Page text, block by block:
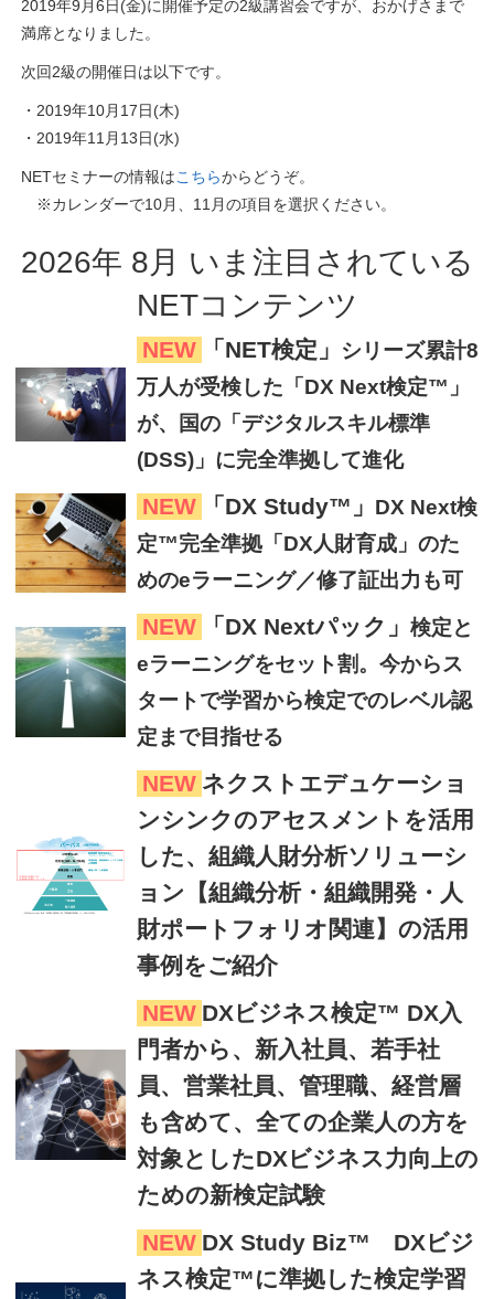
2019年9月6日(金)に開催予定の2級講習会ですが、おかげさまで
満席となりました。
次回2級の開催日は以下です。
・2019年10月17日(木)
・2019年11月13日(水)
NETセミナーの情報はこちらからどうぞ。
※カレンダーで10月、11月の項目を選択ください。
2026年 8月 いま注目 されている
NETコンテンツ
NEW 「NET検定」
シリーズ累計8
万人が受検した「DX Next検定™」
が、国の「デジタルスキル標準
(DSS)」に完全準拠して進化
NEW 「DX Study™」 DX Next検
定™完全準拠「DX人財育成」のた
めのeラーニング／修了証出力も可
NEW 「DX Nextパック」 検定と
eラーニングをセット割。今からス
タートで学習から検定でのレベル認
定まで目指せる
NEW ネクストエデュケーショ
ンシンクのアセスメントを活用
した、組織人財分析ソリューシ
ョン【組織分析・組織開発・人
財ポートフォリオ関連】の活用
事例をご紹介
NEW DXビジネス検定™ DX入
門者から、新入社員、若手社
員、営業社員、管理職、経営層
も含めて、全ての企業人の方を
対象としたDXビジネス力向上の
ための新検定試験
NEW DX Study Biz™ DXビジ
ネス検定™に準拠した検定学習